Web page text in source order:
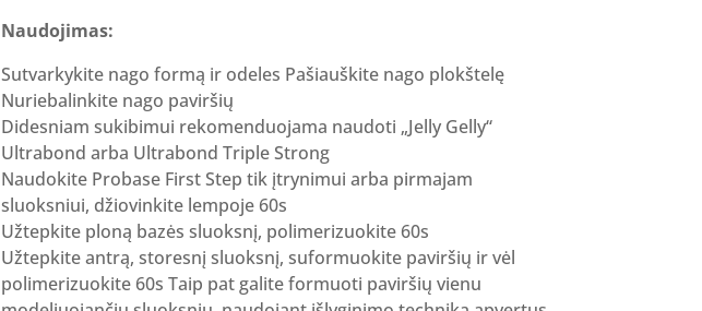
Naudojimas:
Sutvarkykite nago formą ir odeles Pašiauškite nago plokštelę
Nuriebalinkite nago paviršių
Didesniam sukibimui rekomenduojama naudoti „Jelly Gelly“
Ultrabond arba Ultrabond Triple Strong
Naudokite Probase First Step tik įtrynimui arba pirmajam
sluoksniui, džiovinkite lempoje 60s
Užtepkite ploną bazės sluoksnį, polimerizuokite 60s
Užtepkite antrą, storesnį sluoksnį, suformuokite paviršių ir vėl
polimerizuokite 60s Taip pat galite formuoti paviršių vienu